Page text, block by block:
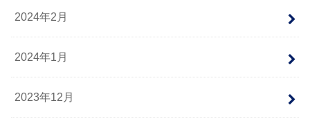
2024年2月
2024年1月
2023年12月